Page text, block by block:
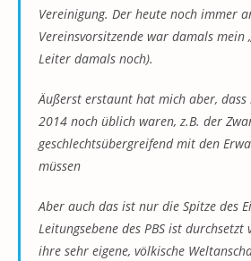
Vereinigung. Der heute noch immer
Vereinsvorsitzende war damals mein
Leiter damals noch).
Äußerst erstaunt hat mich aber, dass
2014 noch üblich waren, z.B. der
geschlechtsübergreifend mit den
müssen
Aber auch das ist nur die Spitze des
Leitungsebene des PBS ist durchsetzt
ihre sehr eigene, völkische